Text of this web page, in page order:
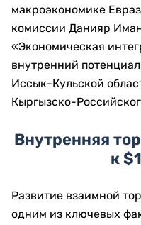
макроэкономике
комиссии Данияр
«Экономическая
внутренний
Иссык-Кульской
Кыргызско-
Внутренняя
к
Развитие взаимной
одним из ключевых